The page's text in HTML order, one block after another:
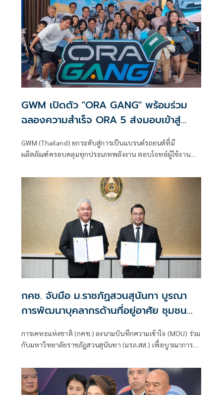
GWM เปิดตัว "ORA GANG" พร้อมร่วม
ฉลองความสำเร็จ ORA 5 ส่งมอบเข้าสู่
GWM (Thailand) ยกระดับสู่การเป็นแบรนด์รถยนต์ที่มี
ผลิตภัณฑ์ครอบคลุมทุกประเภทพลังงาน ตอบโจทย์ผู้ใช้งานทุก
กคช. จับมือ ม.ราชภัฏสวนสุนันทา บูรณา
การพัฒนาบุคลากรด้านที่อยู่อาศัย ชุมชน
การเคหะแห่งชาติ (กคช.) ลงนามบันทึกความเข้าใจ (MOU) ร่วม
กับมหาวิทยาลัยราชภัฏสวนสุนันทา (มรภ.สส.) เพื่อบูรณาการ
นวัตกรรมด้านการพัฒนาที่อยู่อาศัย ชุมชน และเมือง